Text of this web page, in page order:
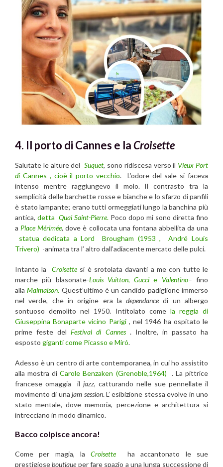
4. Il porto di Cannes e laCroisette
Salutate le alture del Suquet, sono ridiscesa verso il Vieux Port
di Cannes , cioè il porto vecchio. L’odore del sale si faceva
intenso mentre raggiungevo il molo. Il contrasto tra la
semplicità delle barchette rosse e bianche e lo sfarzo di panfili
è stato lampante; erano tutti ormeggiati lungo la banchina più
antica, detta Quai Saint-Pierre. Poco dopo mi sono diretta fino
a Place Mérimée, dove è collocata una fontana abbellita da una
statua dedicata a Lord Brougham (1953 , André Louis
Trivero) -animata tra l’ altro dall’adiacente mercato delle pulci.
Intanto la Croisettesi è srotolata davanti a me con tutte le
marche più blasonate-Louis Vuitton,Guccie Valentino– fino
allaMalmaison. Quest’ultimo è un candido padiglione immerso
nel verde, che in origine era ladependancedi un albergo
sontuoso demolito nel 1950. Intitolato come la reggia di
Giuseppina Bonaparte vicino Parigi, nel 1946 ha ospitato le
prime feste delFestival di Cannes. Inoltre, in passato ha
esposto giganti come Picasso e Miró.
Adesso è un centro di arte contemporanea, in cui ho assistito
alla mostra diCarole Benzaken (Grenoble,1964)
. La pittrice
francese omaggia il jazz, catturando nelle sue pennellate il
movimento di unajam session. L’ esibizione stessa evolve in uno
stato mentale, dove memoria, percezione e architettura si
intrecciano in modo dinamico.
Bacco colpisce ancora!
Come per magia, laCroisetteha accantonato le sue
prestigioseboutique per fare spazio a una lunga successione di